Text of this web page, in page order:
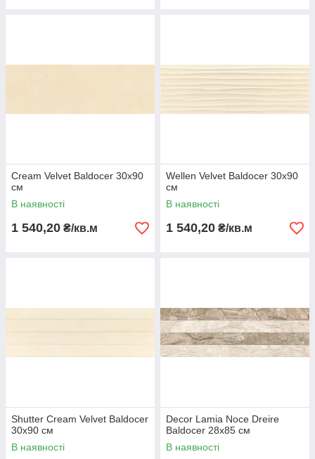
Cream Velvet Baldocer 30х90
см
В наявності
1 540,20 ₴/кв.м
Wellen Velvet Baldocer 30х90
см
В наявності
1 540,20 ₴/кв.м
Shutter Cream Velvet Baldocer
30х90 см
В наявності
Decor Lamia Noce Dreire
Baldocer 28х85 см
В наявності